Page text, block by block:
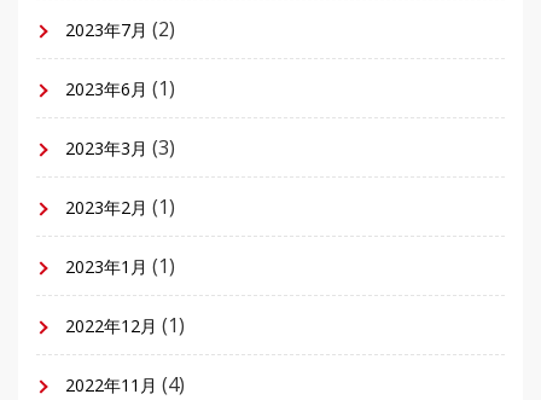
2023年7月 (2)
2023年6月 (1)
2023年3月 (3)
2023年2月 (1)
2023年1月 (1)
2022年12月 (1)
2022年11月 (4)